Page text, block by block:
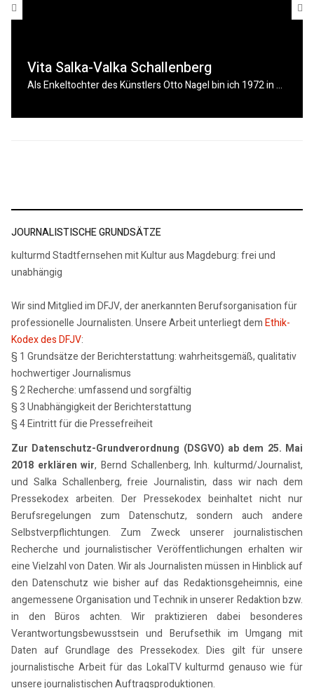
Vita Salka-Valka Schallenberg
Als Enkeltochter des Künstlers Otto Nagel bin ich 1972 in Ost-Berlin ins Leben gestartet. Meine Mutter nannte mich Salka-Valka nach dem Roman von
JOURNALISTISCHE GRUNDSÄTZE
kulturmd Stadtfernsehen mit Kultur aus Magdeburg: frei und
unabhängig
Wir sind Mitglied im DFJV, der anerkannten Berufsorganisation für
professionelle Journalisten. Unsere Arbeit unterliegt demEthik-
Kodex des DFJV:
§ 1 Grundsätze der Berichterstattung: wahrheitsgemäß, qualitativ
hochwertiger Journalismus
§ 2 Recherche: umfassend und sorgfältig
§ 3 Unabhängigkeit der Berichterstattung
§ 4 Eintritt für die Pressefreiheit
Zur Datenschutz-Grundverordnung (DSGVO) ab dem 25. Mai
2018 erklären wir, Bernd Schallenberg, Inh. kulturmd/Journalist,
und Salka Schallenberg, freie Journalistin, dass wir nach dem
Pressekodex arbeiten. Der Pressekodex beinhaltet nicht nur
Berufsregelungen zum Datenschutz, sondern auch andere
Selbstverpflichtungen. Zum Zweck unserer journalistischen
Recherche und journalistischer Veröffentlichungen erhalten wir
eine Vielzahl von Daten. Wir als Journalisten müssen in Hinblick auf
den Datenschutz wie bisher auf das Redaktionsgeheimnis, eine
angemessene Organisation und Technik in unserer Redaktion bzw.
in den Büros achten. Wir praktizieren dabei besonderes
Verantwortungsbewusstsein und Berufsethik im Umgang mit
Daten auf Grundlage des Pressekodex. Dies gilt für unsere
journalistische Arbeit für das LokalTV kulturmd genauso wie für
unsere journalistischen Auftragsproduktionen.